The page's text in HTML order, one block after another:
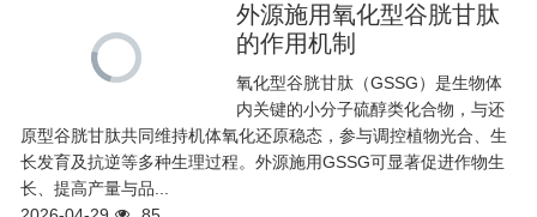
外源施用氧化型谷胱甘肽
的作用机制
氧化型谷胱甘肽（GSSG）是生物体
内关键的小分子硫醇类化合物，与还
原型谷胱甘肽共同维持机体氧化还原稳态，参与调控植物光合、生
长发育及抗逆等多种生理过程。外源施用GSSG可显著促进作物生
长、提高产量与品...